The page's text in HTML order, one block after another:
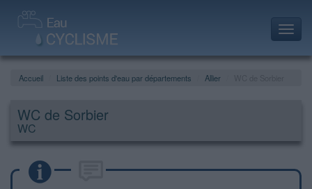
Accueil Liste des points d'eau par départements Allier
WC de Sorbier
WC